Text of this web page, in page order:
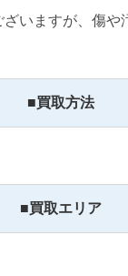
いますが、傷や
■買取方法
■買取エリア